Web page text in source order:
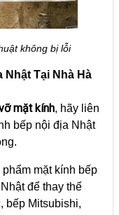
không bị lỗi
Tại Nhà Hà
mặt kính, hãy liên
bếp nội địa Nhật
mặt kính bếp
để thay thế
bếp Mitsubishi,